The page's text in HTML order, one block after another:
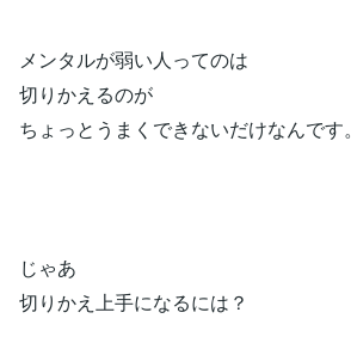
メンタルが弱い人ってのは
切りかえるのが
ちょっとうまくできないだけなんです。
じゃあ
切りかえ上手になるには？